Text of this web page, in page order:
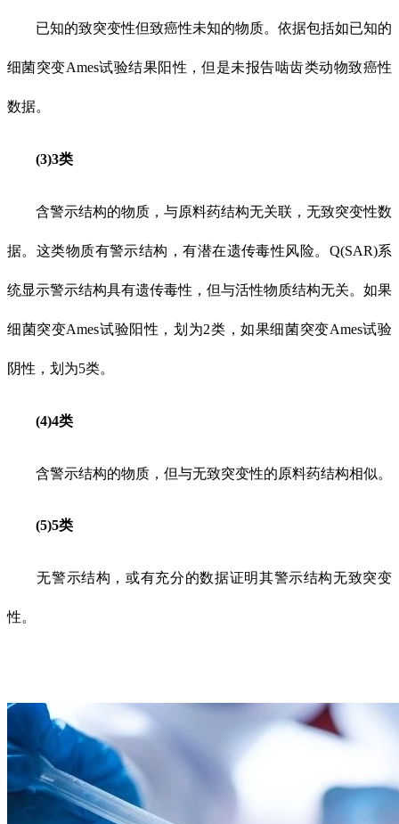
已知的致突变性但致癌性未知的物质。依据包括如已知的
细菌突变Ames试验结果阳性，但是未报告啮齿类动物致癌性
数据。
(3)3类
含警示结构的物质，与原料药结构无关联，无致突变性数
据。这类物质有警示结构，有潜在遗传毒性风险。Q(SAR)系
统显示警示结构具有遗传毒性，但与活性物质结构无关。如果
细菌突变Ames试验阳性，划为2类，如果细菌突变Ames试验
阴性，划为5类。
(4)4类
含警示结构的物质，但与无致突变性的原料药结构相似。
(5)5类
无警示结构，或有充分的数据证明其警示结构无致突变
性。